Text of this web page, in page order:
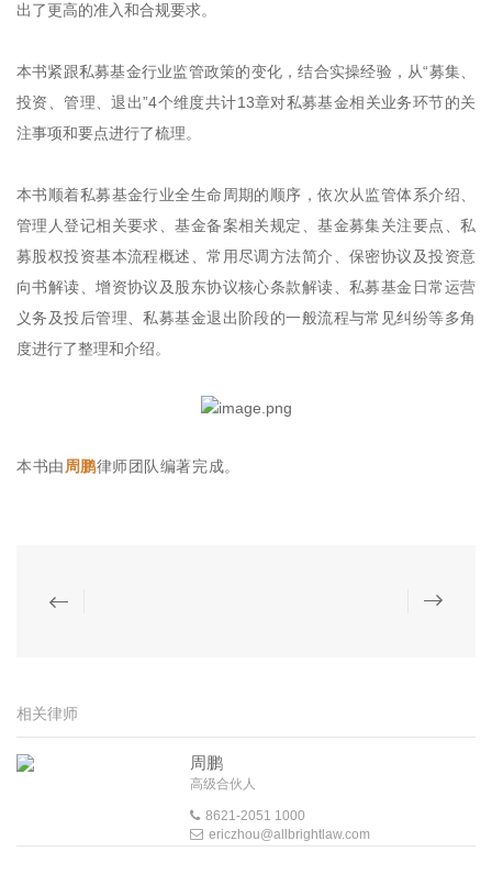
出了更高的准入和合规要求。
本书紧跟私募基金行业监管政策的变化，结合实操经验，从“募集、
投资、管理、退出”4个维度共计13章对私募基金相关业务环节的关
注事项和要点进行了梳理。
本书顺着私募基金行业全生命周期的顺序，依次从监管体系介绍、
管理人登记相关要求、基金备案相关规定、基金募集关注要点、私
募股权投资基本流程概述、常用尽调方法简介、保密协议及投资意
向书解读、增资协议及股东协议核心条款解读、私募基金日常运营
义务及投后管理、私募基金退出阶段的一般流程与常见纠纷等多角
度进行了整理和介绍。
本书由周鹏律师团队编著完成。
相关律师
周鹏
高级合伙人
8621-2051 1000
ericzhou@allbrightlaw.com